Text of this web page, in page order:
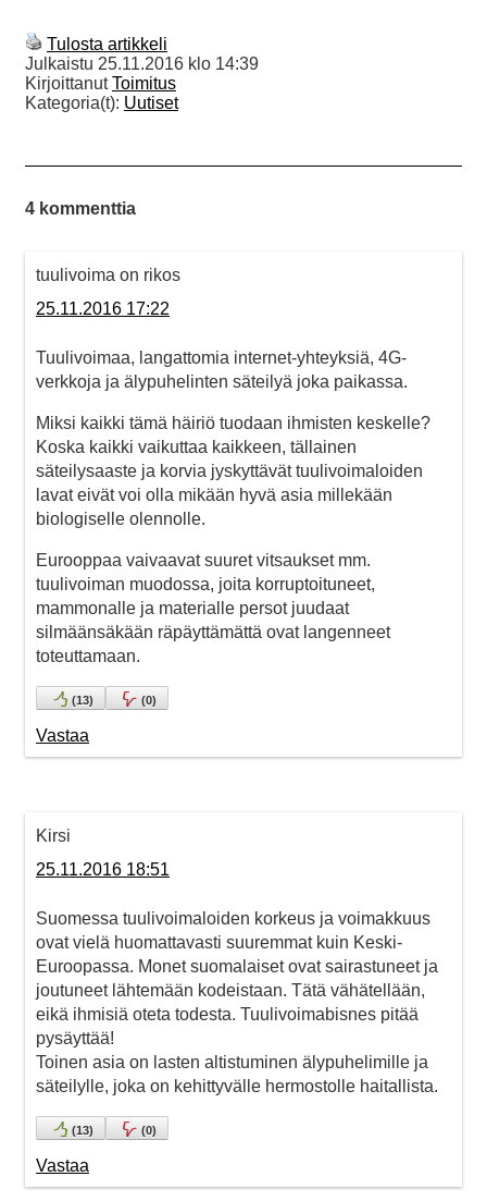
Tulosta artikkeli
Julkaistu 25.11.2016 klo 14:39
KirjoittanutToimitus
Kategoria(t): Uutiset
4 kommenttia
tuulivoima on rikos
25.11.2016 17:22
Tuulivoimaa, langattomia internet-yhteyksiä, 4G-
verkkoja ja älypuhelinten säteilyä joka paikassa.
Miksi kaikki tämä häiriö tuodaan ihmisten keskelle?
Koska kaikki vaikuttaa kaikkeen, tällainen
säteilysaaste ja korvia jyskyttävät tuulivoimaloiden
lavat eivät voi olla mikään hyvä asia millekään
biologiselle olennolle.
Eurooppaa vaivaavat suuret vitsaukset mm.
tuulivoiman muodossa, joita korruptoituneet,
mammonalle ja materialle persot juudaat
silmäänsäkään räpäyttämättä ovat langenneet
toteuttamaan.
(13) (0)
Vastaa
Kirsi
25.11.2016 18:51
Suomessa tuulivoimaloiden korkeus ja voimakkuus
ovat vielä huomattavasti suuremmat kuin Keski-
Euroopassa. Monet suomalaiset ovat sairastuneet ja
joutuneet lähtemään kodeistaan. Tätä vähätellään,
eikä ihmisiä oteta todesta. Tuulivoimabisnes pitää
pysäyttää!
Toinen asia on lasten altistuminen älypuhelimille ja
säteilylle, joka on kehittyvälle hermostolle haitallista.
(13) (0)
Vastaa